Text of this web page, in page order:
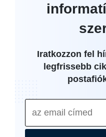
Iratkozzon fel
legfrissebb